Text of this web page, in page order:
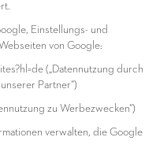
Einstellungs- und
von Google:
(„Datennutzung durch
Partner“)
zu Werbezwecken“)
verwalten, die Google